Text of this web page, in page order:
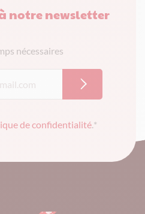
notre newsletter
nécessaires
de confidentialité.*